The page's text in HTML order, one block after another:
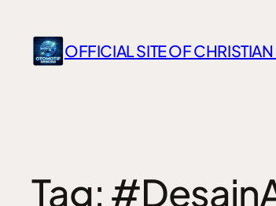
OFFICIAL SITE OF
Tag: